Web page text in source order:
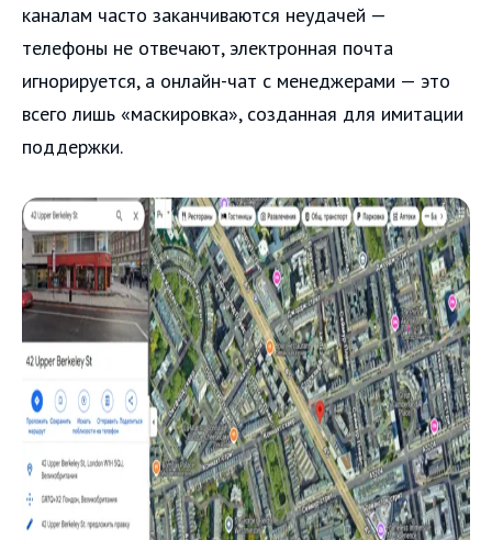
каналам часто заканчиваются неудачей —
телефоны не отвечают, электронная почта
игнорируется, а онлайн-чат с менеджерами — это
всего лишь «маскировка», созданная для имитации
поддержки.